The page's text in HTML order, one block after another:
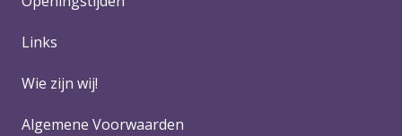
Links
Wie zijn wij!
Algemene Voorwaarden